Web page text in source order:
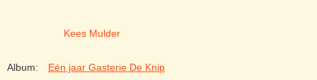
Kees Mulder
Album: Eén jaar Gasterie De Knip